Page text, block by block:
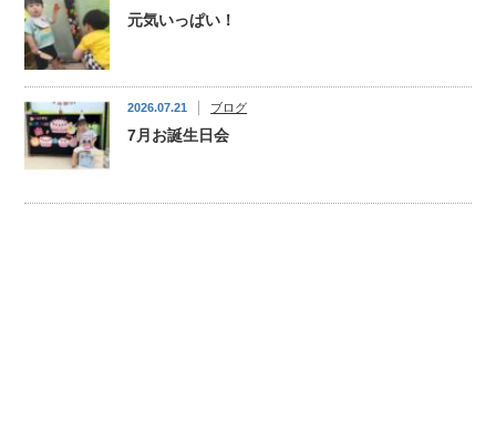
元気いっぱい！
2026.07.21 ブログ
7月お誕生日会